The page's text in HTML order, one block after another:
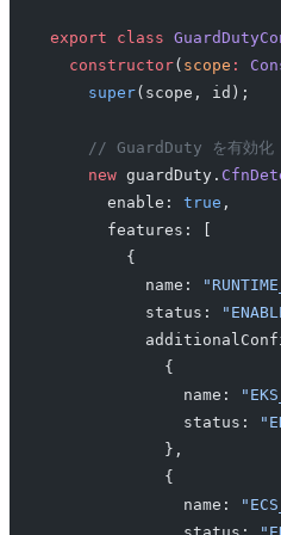
export class
  constructor
( scope :
    super
(scope, id);
    // GuardDuty を有効化
    new
guardDuty.
      enable:
true ,
      features: [
        {
          name:
          status:
            {
              name:
              status:
            },
            {
              name: